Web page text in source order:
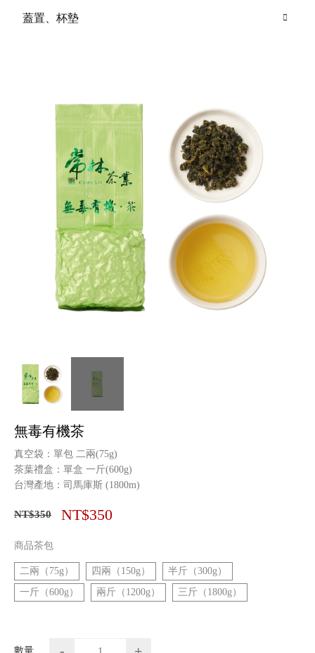
蓋置、杯墊
無毒有機茶
真空袋：單包 二兩(75g)
茶葉禮盒：單盒 一斤(600g)
台灣產地：司馬庫斯 (1800m)
NT$350 NT$350
商品茶包
二兩（75g） 四兩（150g）
半斤（300g）
一斤（600g）
兩斤（1200g） 三斤（1800g）
數量